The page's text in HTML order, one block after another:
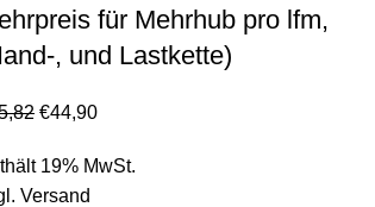
für Mehrhub pro lfm,
, und Lastkette)
€44,90
19% MwSt.
Versand